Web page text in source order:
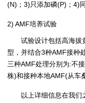
(N)；3)只添加磷(P)；4)
2) AMF培养试验
试验设计包括高海拔
型，并结合3种AMF接种
三种AMF处理分别为:不
株)和接种本地AMF(从车
以上详细信息在我们